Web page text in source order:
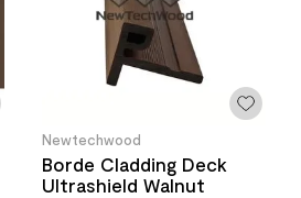
Newtechwood
Borde Cladding Deck
Ultrashield Walnut